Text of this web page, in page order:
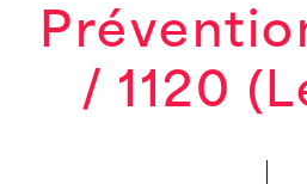
/ 1120